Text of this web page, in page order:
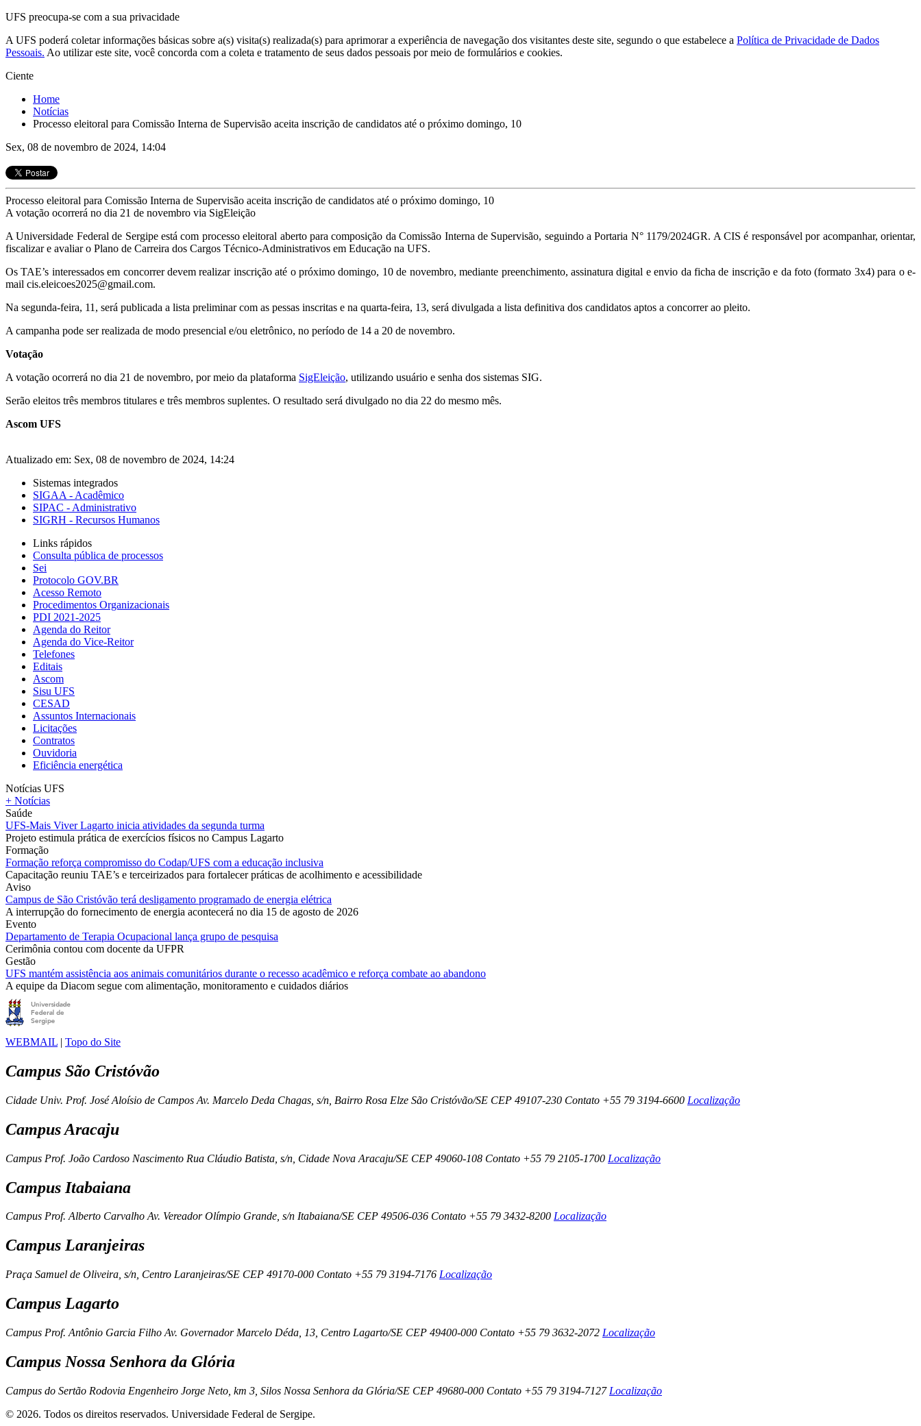
UFS preocupa-se com a sua privacidade
A UFS poderá coletar informações básicas sobre a(s) visita(s) realizada(s) para aprimorar a experiência de navegação dos visitantes deste site, segundo o que estabelece a Política de Privacidade de Dados
Pessoais. Ao utilizar este site, você concorda com a coleta e tratamento de seus dados pessoais por meio de formulários e cookies.
Ciente
Home
Notícias
Processo eleitoral para Comissão Interna de Supervisão aceita inscrição de candidatos até o próximo domingo, 10
Sex, 08 de novembro de 2024, 14:04
Processo eleitoral para Comissão Interna de Supervisão aceita inscrição de candidatos até o próximo domingo, 10
A votação ocorrerá no dia 21 de novembro via SigEleição
A Universidade Federal de Sergipe está com processo eleitoral aberto para composição da Comissão Interna de Supervisão, seguindo a Portaria N° 1179/2024GR. A CIS é responsável por acompanhar, orientar,
fiscalizar e avaliar o Plano de Carreira dos Cargos Técnico-Administrativos em Educação na UFS.
Os TAE’s interessados em concorrer devem realizar inscrição até o próximo domingo, 10 de novembro, mediante preenchimento, assinatura digital e envio da ficha de inscrição e da foto (formato 3x4) para o e-
mail cis.eleicoes2025@gmail.com.
Na segunda-feira, 11, será publicada a lista preliminar com as pessas inscritas e na quarta-feira, 13, será divulgada a lista definitiva dos candidatos aptos a concorrer ao pleito.
A campanha pode ser realizada de modo presencial e/ou eletrônico, no período de 14 a 20 de novembro.
Votação
A votação ocorrerá no dia 21 de novembro, por meio da plataforma SigEleição, utilizando usuário e senha dos sistemas SIG.
Serão eleitos três membros titulares e três membros suplentes. O resultado será divulgado no dia 22 do mesmo mês.
Ascom UFS
Atualizado em: Sex, 08 de novembro de 2024, 14:24
Sistemas integrados
SIGAA - Acadêmico
SIPAC - Administrativo
SIGRH - Recursos Humanos
Links rápidos
Consulta pública de processos
Sei
Protocolo GOV.BR
Acesso Remoto
Procedimentos Organizacionais
PDI 2021-2025
Agenda do Reitor
Agenda do Vice-Reitor
Telefones
Editais
Ascom
Sisu UFS
CESAD
Assuntos Internacionais
Licitações
Contratos
Ouvidoria
Eficiência energética
Notícias UFS
+ Notícias
Saúde
UFS-Mais Viver Lagarto inicia atividades da segunda turma
Projeto estimula prática de exercícios físicos no Campus Lagarto
Formação
Formação reforça compromisso do Codap/UFS com a educação inclusiva
Capacitação reuniu TAE’s e terceirizados para fortalecer práticas de acolhimento e acessibilidade
Aviso
Campus de São Cristóvão terá desligamento programado de energia elétrica
A interrupção do fornecimento de energia acontecerá no dia 15 de agosto de 2026
Evento
Departamento de Terapia Ocupacional lança grupo de pesquisa
Cerimônia contou com docente da UFPR
Gestão
UFS mantém assistência aos animais comunitários durante o recesso acadêmico e reforça combate ao abandono
A equipe da Diacom segue com alimentação, monitoramento e cuidados diários
WEBMAIL | Topo do Site
Campus São Cristóvão
Cidade Univ. Prof. José Aloísio de Campos Av. Marcelo Deda Chagas, s/n, Bairro Rosa Elze São Cristóvão/SE CEP 49107-230 Contato +55 79 3194-6600 Localização
Campus Aracaju
Campus Prof. João Cardoso Nascimento Rua Cláudio Batista, s/n, Cidade Nova Aracaju/SE CEP 49060-108 Contato +55 79 2105-1700 Localização
Campus Itabaiana
Campus Prof. Alberto Carvalho Av. Vereador Olímpio Grande, s/n Itabaiana/SE CEP 49506-036 Contato +55 79 3432-8200 Localização
Campus Laranjeiras
Praça Samuel de Oliveira, s/n, Centro Laranjeiras/SE CEP 49170-000 Contato +55 79 3194-7176 Localização
Campus Lagarto
Campus Prof. Antônio Garcia Filho Av. Governador Marcelo Déda, 13, Centro Lagarto/SE CEP 49400-000 Contato +55 79 3632-2072 Localização
Campus Nossa Senhora da Glória
Campus do Sertão Rodovia Engenheiro Jorge Neto, km 3, Silos Nossa Senhora da Glória/SE CEP 49680-000 Contato +55 79 3194-7127 Localização
© 2026. Todos os direitos reservados. Universidade Federal de Sergipe.